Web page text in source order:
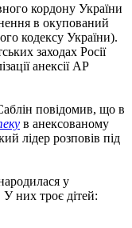
кордону України
в окупований
кодексу України).
заходах Росії
анексії АР
повідомив, що в
в анексованому
лідер розповів під
у
У них троє дітей: